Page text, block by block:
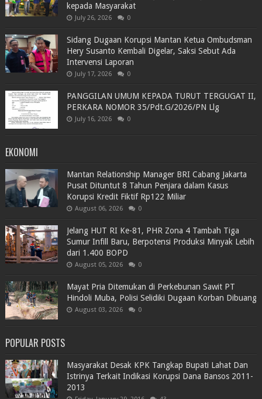
kepada Masyarakat
July 26, 2026 0
Sidang Dugaan Korupsi Mantan Ketua Ombudsman
Hery Susanto Kembali Digelar, Saksi Sebut Ada
Intervensi Laporan
July 17, 2026 0
PANGGILAN UMUM KEPADA TURUT TERGUGAT II,
PERKARA NOMOR 35/Pdt.G/2026/PN Llg
July 16, 2026 0
EKONOMI
Mantan Relationship Manager BRI Cabang Jakarta
Pusat Dituntut 8 Tahun Penjara dalam Kasus
Korupsi Kredit Fiktif Rp122 Miliar
August 06, 2026 0
Jelang HUT RI Ke-81, PHR Zona 4 Tambah Tiga
Sumur Infill Baru, Berpotensi Produksi Minyak Lebih
dari 1.400 BOPD
August 05, 2026 0
Mayat Pria Ditemukan di Perkebunan Sawit PT
Hindoli Muba, Polisi Selidiki Dugaan Korban Dibuang
August 03, 2026 0
POPULAR POSTS
Masyarakat Desak KPK Tangkap Bupati Lahat Dan
Istrinya Terkait Indikasi Korupsi Dana Bansos 2011-
2013